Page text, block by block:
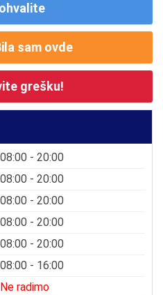
sam ovde
grešku!
08:00 - 20:00
08:00 - 20:00
08:00 - 20:00
08:00 - 20:00
08:00 - 20:00
08:00 - 16:00
Ne radimo